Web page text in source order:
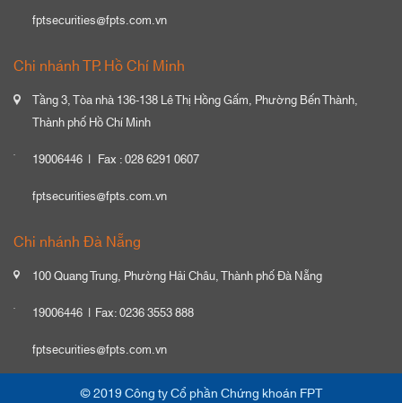
fptsecurities@fpts.com.vn
Chi nhánh TP. Hồ Chí Minh
Tầng 3, Tòa nhà 136-138 Lê Thị Hồng Gấm, Phường Bến Thành,
Thành phố Hồ Chí Minh
19006446
Fax : 028 6291 0607
fptsecurities@fpts.com.vn
Chi nhánh Đà Nẵng
100 Quang Trung, Phường Hải Châu, Thành phố Đà Nẵng
19006446
Fax: 0236 3553 888
fptsecurities@fpts.com.vn
© 2019 Công ty Cổ phần Chứng khoán FPT